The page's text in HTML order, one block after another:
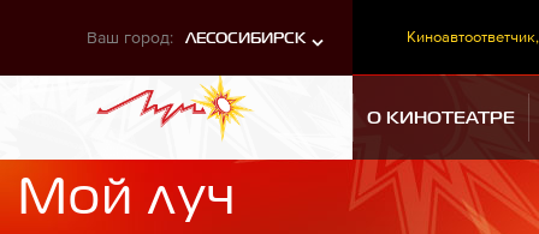
Ваш город: ЛЕСОСИБИРСК Киноавтоответчик,
О КИНОТЕАТРЕ
Мой луч